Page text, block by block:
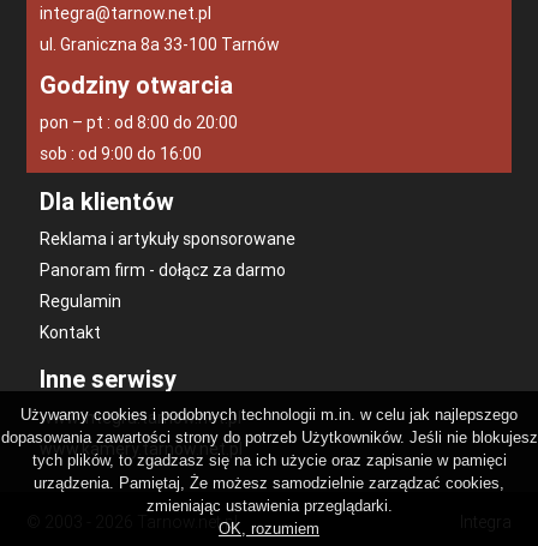
integra@tarnow.net.pl
ul. Graniczna 8a 33-100 Tarnów
Godziny otwarcia
pon – pt : od 8:00 do 20:00
sob : od 9:00 do 16:00
Dla klientów
Reklama i artykuły sponsorowane
Panoram firm - dołącz za darmo
Regulamin
Kontakt
Inne serwisy
www.integra.tarnow.net.pl
www.kamery.tarnow.net.pl
© 2003 - 2026 Tarnow.net.pl
Używamy cookies i podobnych technologii m.in. w celu jak najlepszego
dopasowania zawartości strony do potrzeb Użytkowników. Jeśli nie blokujesz
tych plików, to zgadzasz się na ich użycie oraz zapisanie w pamięci
urządzenia. Pamiętaj, Że możesz samodzielnie zarządzać cookies,
zmieniając ustawienia przeglądarki.
OK, rozumiem